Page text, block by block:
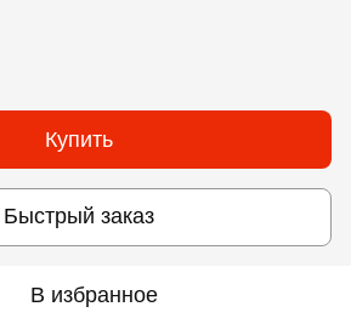
Купить
Быстрый заказ
В избранное